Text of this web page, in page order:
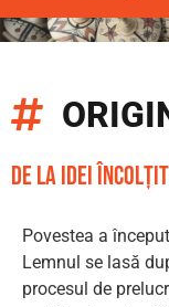
de la idei
Povestea a
Lemnul se lasă
procesul de